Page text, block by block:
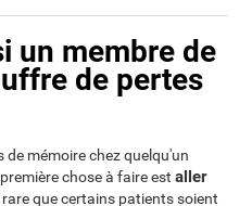
un membre de
de pertes
de mémoire chez quelqu'un
chose à faire estaller
rare que certains patients soient